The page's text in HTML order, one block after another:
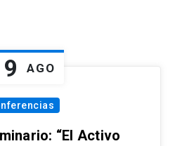
AGO
“El Activo